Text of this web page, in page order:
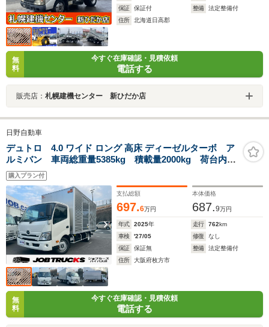
保証
保証付 整備
法定整備付
住所
北海道日高郡
無
料
今すぐ在庫確認・見積依頼
電話する
販売店： 札幌建機センター 新ひだか店
日野自動車
デュトロ 4.0 ワイド ロング 高床 ディーゼルターボ ア
ルミバン 車両総重量5385kg 積載量2000kg 荷台内寸:
長さ448cm×幅208cm×高さ214cm トランテックス製
6MT サイドスイングドア 昇降ステップ 衝突軽減 B
カメラ カーオーディオ ソナー
購入プラン付
支払総額
697.6万円
本体価格
687.9万円
年式 2025年 走行 762km
車検
'27/05 修復
なし
保証
保証無 整備
法定整備付
住所
大阪府枚方市
無
料
今すぐ在庫確認・見積依頼
電話する